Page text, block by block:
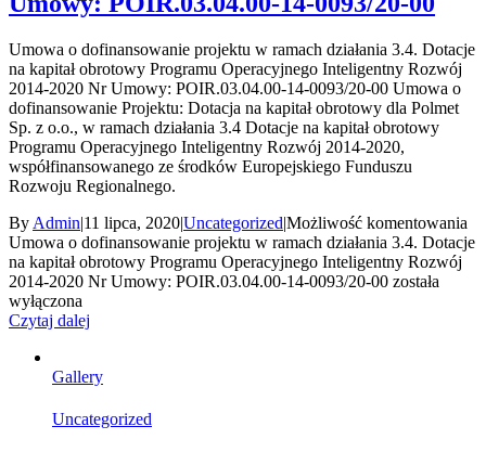
Umowa o dofinansowanie projektu w ramach działania 3.4. Dotacje
na kapitał obrotowy Programu Operacyjnego Inteligentny Rozwój
2014-2020 Nr Umowy: POIR.03.04.00-14-0093/20-00 Umowa o
dofinansowanie Projektu: Dotacja na kapitał obrotowy dla Polmet
Sp. z o.o., w ramach działania 3.4 Dotacje na kapitał obrotowy
Programu Operacyjnego Inteligentny Rozwój 2014-2020,
współfinansowanego ze środków Europejskiego Funduszu
Rozwoju Regionalnego.
By Admin|11 lipca, 2020|Uncategorized|Możliwość komentowania
Umowa o dofinansowanie projektu w ramach działania 3.4. Dotacje
na kapitał obrotowy Programu Operacyjnego Inteligentny Rozwój
2014-2020 Nr Umowy: POIR.03.04.00-14-0093/20-00 została
wyłączona
Czytaj dalej
Gallery
Uncategorized